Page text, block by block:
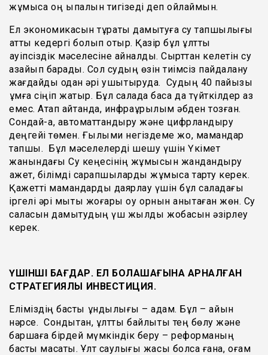
жұмысқа оң ықпалын тигізеді деп ойлаймын.
Ел экономикасын тұрақты дамытуға су тапшылығы
қатты кедергі болып отыр. Қазір бұл ұлттық
қауіпсіздік мәселесіне айналды. Сырттан келетін су
азайып барады. Сол судың өзін тиімсіз пайдалану
жағдайды одан әрі ушықтыруда. Судың 40 пайызы
құмға сіңіп жатыр. Бұл салада басқа да түйткілдер аз
емес. Атап айтқанда, инфрақұрылым әбден тозған.
Сондай-ақ, автоматтандыру және цифрландыру
деңгейі төмен. Ғылыми негіздеме жоқ, мамандар
тапшы. Бұл мәселелерді шешу үшін Үкімет
жанындағы Су кеңесінің жұмысын жандандыру
қажет, білімді сарапшыларды жұмысқа тарту керек.
Қажетті мамандарды даярлау үшін бұл саладағы
іргелі әрі мықты жоғары оқу орнын анықтаған жөн. Су
саласын дамытудың үш жылдық жобасын әзірлеу
керек.
ҮШІНШІ БАҒДАР. ЕЛ БОЛАШАҒЫНА АРНАЛҒАН
СТРАТЕГИЯЛЫҚ ИНВЕСТИЦИЯ.
Еліміздің басты құндылығы – адам. Бұл – айқын
нәрсе. Сондықтан, ұлттық байлықты тең бөлу және
баршаға бірдей мүмкіндік беру – реформаның
басты мақсаты. Ұлт саулығы жақсы болса ғана, қоғам